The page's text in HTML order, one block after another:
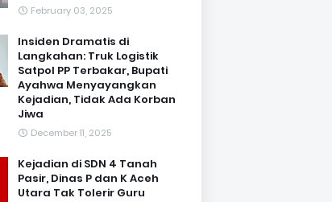
February 03, 2025
Insiden Dramatis di
Langkahan: Truk Logistik
Satpol PP Terbakar, Bupati
Ayahwa Menyayangkan
Kejadian, Tidak Ada Korban
Jiwa
December 11, 2025
Kejadian di SDN 4 Tanah
Pasir, Dinas P dan K Aceh
Utara Tak Tolerir Guru